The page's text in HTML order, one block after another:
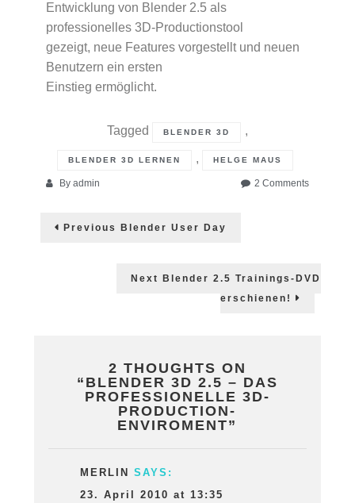
Entwicklung von Blender 2.5 als
professionelles 3D-Productionstool
gezeigt, neue Features vorgestellt und neuen
Benutzern ein ersten
Einstieg ermöglicht.
Tagged BLENDER 3D ,
BLENDER 3D LERNEN , HELGE MAUS
By admin 2 Commentson
Post
Previous Previous
Blender User Day
Next Next
Blender 2.5 Trainings-DVD
erschienen!
2 THOUGHTS ON
“ BLENDER 3D 2.5 – DAS
PROFESSIONELLE 3D-
PRODUCTION-
ENVIROMENT”
MERLIN
SAYS:
23. April 2010 at 13:35